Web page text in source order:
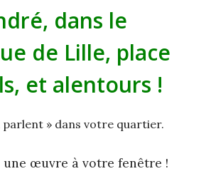
dans le
de Lille, place
et alentours !
parlent » dans votre quartier.
une œuvre à votre fenêtre !